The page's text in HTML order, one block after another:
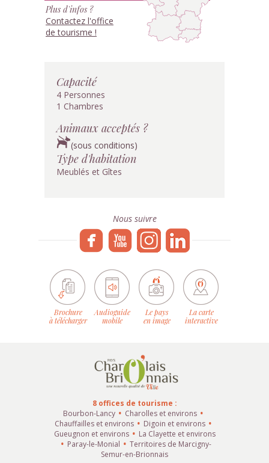
Plus d'infos ?
Contactez l'office
de tourisme !
Capacité
4 Personnes
1 Chambres
Animaux acceptés ?
(sous conditions)
Type d'habitation
Meublés et Gîtes
Nous suivre
Brochure
à télécharger
Audioguide
mobile
Le pays
en image
La carte
interactive
8 offices de tourisme :
Bourbon-Lancy
Charolles et environs
Chauffailles et environs
Digoin et environs
Gueugnon et environs
La Clayette et environs
Paray-le-Monial
Territoires de Marcigny-
Semur-en-Brionnais